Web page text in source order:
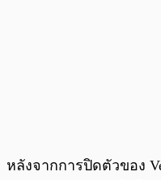
หลังจากการปิดตัวของ